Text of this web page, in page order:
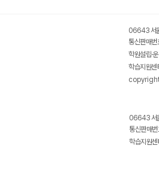
06643 서
통신판매
학원설립·
학습지원
06643 서
통신판매
학습지원